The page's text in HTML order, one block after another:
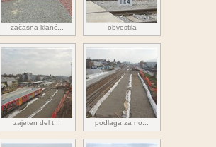
začasna klanč... obvestila
zajeten del t... podlaga za no...